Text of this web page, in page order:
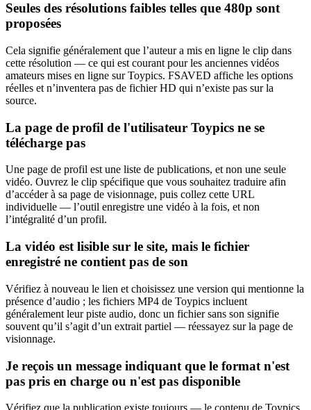
Seules des résolutions faibles telles que 480p sont
proposées
Cela signifie généralement que l’auteur a mis en ligne le clip dans
cette résolution — ce qui est courant pour les anciennes vidéos
amateurs mises en ligne sur Toypics. FSAVED affiche les options
réelles et n’inventera pas de fichier HD qui n’existe pas sur la
source.
La page de profil de l'utilisateur Toypics ne se
télécharge pas
Une page de profil est une liste de publications, et non une seule
vidéo. Ouvrez le clip spécifique que vous souhaitez traduire afin
d’accéder à sa page de visionnage, puis collez cette URL
individuelle — l’outil enregistre une vidéo à la fois, et non
l’intégralité d’un profil.
La vidéo est lisible sur le site, mais le fichier
enregistré ne contient pas de son
Vérifiez à nouveau le lien et choisissez une version qui mentionne la
présence d’audio ; les fichiers MP4 de Toypics incluent
généralement leur piste audio, donc un fichier sans son signifie
souvent qu’il s’agit d’un extrait partiel — réessayez sur la page de
visionnage.
Je reçois un message indiquant que le format n'est
pas pris en charge ou n'est pas disponible